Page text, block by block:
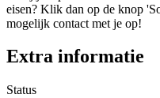
eisen? Klik dan op de knop
mogelijk contact met je op!
Extra informatie
Status